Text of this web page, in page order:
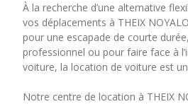
1
2
7 8 9
À la recherche d’une alternative
vos déplacements à THEIX
pour une escapade de courte
professionnel ou pour faire face à
voiture, la location de voiture est
Notre centre de location à THEIX